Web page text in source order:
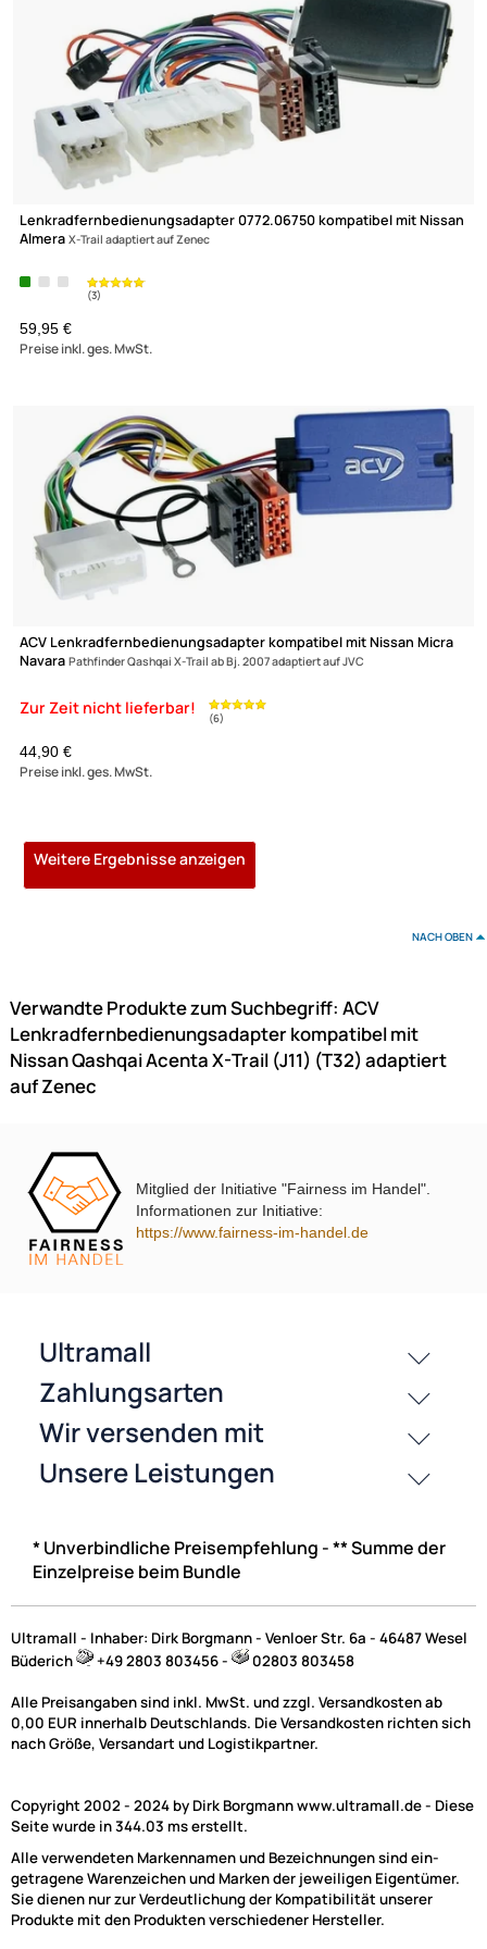
Zur Zeit nicht lieferbar!
(2)
79,95 €
Preise inkl. ges. MwSt.
ACV Lenkradfernbedienungsadapter kompatibel mit Nissan
Juke Micra Navara Qashqai ab Bj. 2009 adaptiert auf Alpine
79,95 €
Preise inkl. ges. MwSt.
89,- €
Preise inkl. ges. MwSt.
Lenkradfernbedienungsadapter 0772.06750 kompatibel mit
Almera X-Trail adaptiert auf Zenec
ACV Lenkradfernbedienungsadapter kompatibel mit Nissan
Navara Pathfinder Qashqai X-Trail ab Bj. 2007 adaptiert auf JVC
Mitglied der Initiative "Fairness im Handel".
Informationen zur Initiative:
https://www.fairness-im-handel.de
* Unverbindliche Preisempfehlung - ** Summe der
Einzelpreise beim Bundle
Ultramall - Inhaber: Dirk Borgmann - Venloer Str. 6a - 46487 Wesel
Büderich
+49 2803 803456 - 02803 803458
Alle Preisangaben sind inkl. MwSt. und zzgl. Versandkosten ab
0,00 EUR innerhalb Deutschlands. Die Versandkosten richten sich
nach Größe, Versandart und Logistikpartner.
Copyright 2002 - 2024 by Dirk Borgmann www.ultramall.de - Diese
Seite wurde in 344.03 ms erstellt.
Alle verwendeten Markennamen und Bezeichnungen sind ein-
getragene Warenzeichen und Marken der jeweiligen Eigentümer.
Sie dienen nur zur Verdeutlichung der Kompatibilität unserer
Produkte mit den Produkten verschiedener Hersteller.